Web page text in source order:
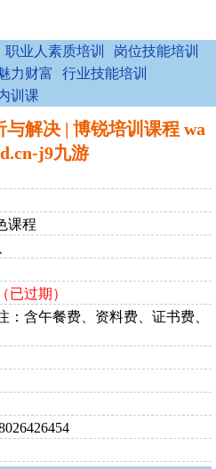
职业人素质培训
岗位技能培训
力财富
行业技能培训
训课
解决 | 博锐培训课程 wa
j9九游
课程
（已过期）
：含午餐费、资料费、证书费、